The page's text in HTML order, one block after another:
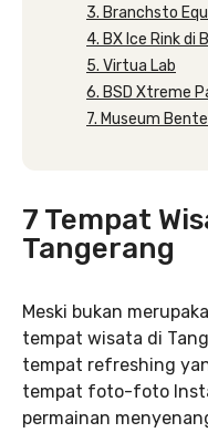
3. Branchsto
4. BX Ice Rink di
5. Virtua Lab
6. BSD Xtreme
7. Museum
7 Tempat
Tangerang
Meski bukan
tempat wisata di
tempat refreshing
tempat foto-foto
permainan